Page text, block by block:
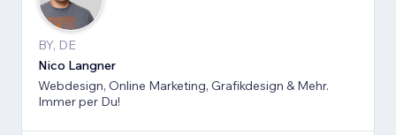
BY, DE
Nico Langner
Webdesign, Online Marketing, Grafikdesign & Mehr.
Immer per Du!